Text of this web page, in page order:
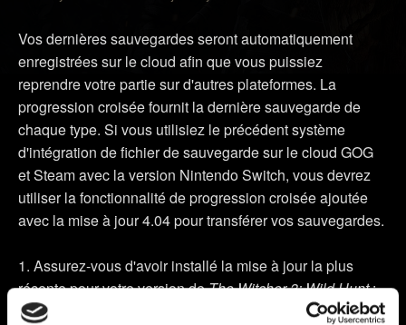
Vos dernières sauvegardes seront automatiquement
enregistrées sur le cloud afin que vous puissiez
reprendre votre partie sur d'autres plateformes. La
progression croisée fournit la dernière sauvegarde de
chaque type. Si vous utilisiez le précédent système
d'intégration de fichier de sauvegarde sur le cloud GOG
et Steam avec la version Nintendo Switch, vous devrez
utiliser la fonctionnalité de progression croisée ajoutée
avec la mise à jour 4.04 pour transférer vos sauvegardes.
Assurez-vous d'avoir installé la mise à jour la plus
récente pour votre version deThe Witcher 3: Wild Hunt:
la version utilisée est indiquée sous le titre dans le menu